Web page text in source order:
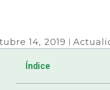
14, 2019
Índice